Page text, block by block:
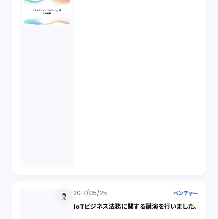
2017/05/25 ベンチャー
IoTビジネス法務に関する講演を行いました。